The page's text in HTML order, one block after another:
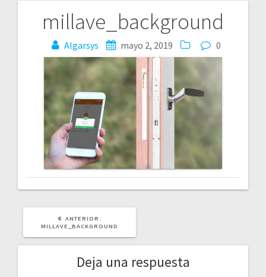
millave_background
Algarsys mayo 2, 2019 0
Navegación
entradas
ANTERIOR:
ANTERIOR:
MILLAVE_BACKGROUND
Deja una respuesta